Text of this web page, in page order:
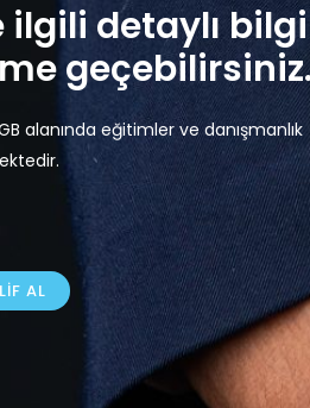
detaylı bilgi
alanında eğitimler ve danışmanlık
AL